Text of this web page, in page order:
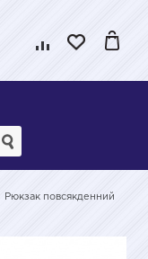
Рюкзак повсякденний